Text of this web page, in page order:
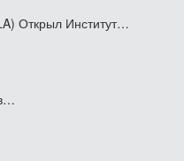
Открыл Институт…